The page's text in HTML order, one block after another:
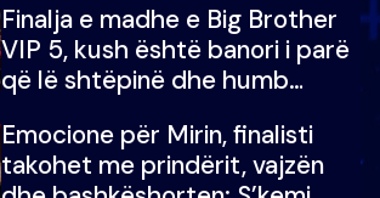
Finalja e madhe e Big Brother
VIP 5, kush është banori i parë
që lë shtëpinë dhe humb
çmimin e madh
Emocione për Mirin, finalisti
takohet me prindërit, vajzën